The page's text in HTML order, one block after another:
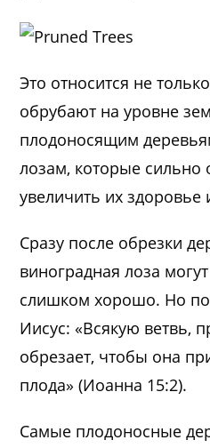
Это относится не
обрубают на уровне
плодоносящим
лозам, которые сильно
увеличить их здоровье
Сразу после обрезки
виноградная лоза
слишком хорошо. Но
Иисус: «Всякую ветвь,
обрезает, чтобы она
плода» (Иоанна 15:2).
Самые плодоносные